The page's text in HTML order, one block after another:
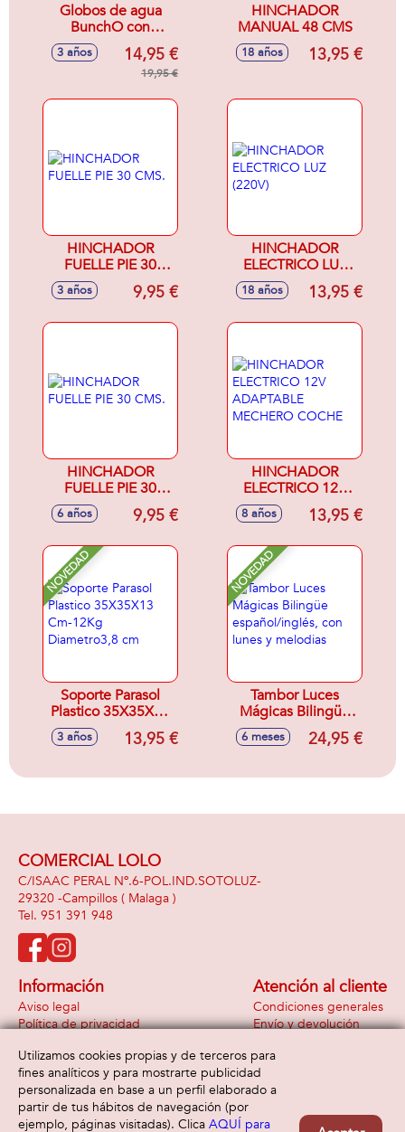
Globos de agua
BunchO con
lanzador
30x10x28cm
3 años 14,95 €
19,95 €
HINCHADOR
MANUAL 48 CMS
18 años 13,95 €
HINCHADOR
FUELLE PIE 30
CMS.
3 años 9,95 €
HINCHADOR
ELECTRICO LUZ
(220V)
18 años 13,95 €
HINCHADOR
FUELLE PIE 30
CMS.
6 años 9,95 €
HINCHADOR
ELECTRICO 12V
ADAPTABLE
MECHERO COCHE
8 años 13,95 €
NOVEDAD
Soporte Parasol
Plastico 35X35X13
Cm-12Kg
Diametro3,8 cm
3 años 13,95 €
NOVEDAD
Tambor Luces
Mágicas Bilingüe
español/inglés, con
lunes y melodias
6 meses 24,95 €
COMERCIAL LOLO
C/ISAAC PERAL Nº.6-POL.IND.SOTOLUZ-
29320 -Campillos ( Malaga )
951 391 948
Información
Aviso legal
Política de privacidad
Atención al cliente
Condiciones generales
Envío y devolución
Formas de pago
Utilizamos cookies propias y de terceros para
fines analíticos y para mostrarte publicidad
personalizada en base a un perfil elaborado a
partir de tus hábitos de navegación (por
ejemplo, páginas visitadas). Clica AQUÍ para